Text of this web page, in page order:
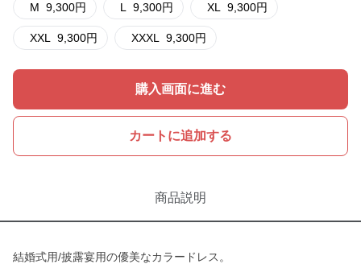
M 9,300円 L 9,300円 XL 9,300円
XXL 9,300円 XXXL 9,300円
購入画面に進む
カートに追加する
商品説明
結婚式用/披露宴用の優美なカラードレス。